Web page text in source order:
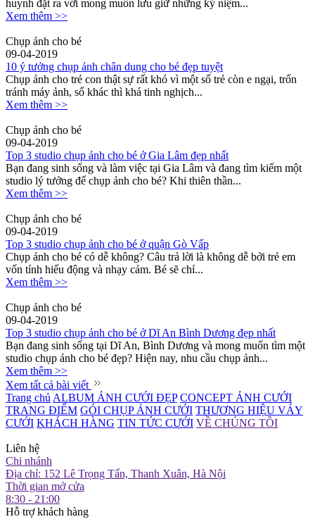
huynh đặt ra với mong muốn lưu giữ những kỷ niệm...
Xem thêm >>
Chụp ảnh cho bé
09-04-2019
10 ý tưởng chụp ảnh chân dung cho bé đẹp tuyệt
Chụp ảnh cho trẻ con thật sự rất khó vì một số trẻ còn e ngại, trốn
tránh máy ảnh, số khác thì khá tinh nghịch...
Xem thêm >>
Chụp ảnh cho bé
09-04-2019
Top 3 studio chụp ảnh cho bé ở Gia Lâm đẹp nhất
Bạn đang sinh sống và làm việc tại Gia Lâm và đang tìm kiếm một
studio lý tưởng để chụp ảnh cho bé? Khi thiên thần...
Xem thêm >>
Chụp ảnh cho bé
09-04-2019
Top 3 studio chụp ảnh cho bé ở quận Gò Vấp
Chụp ảnh cho bé có dễ không? Câu trả lời là không dễ bởi trẻ em
vốn tính hiếu động và nhạy cảm. Bé sẽ chỉ...
Xem thêm >>
Chụp ảnh cho bé
09-04-2019
Top 3 studio chụp ảnh cho bé ở Dĩ An Bình Dương đẹp nhất
Bạn đang sinh sống tại Dĩ An, Bình Dương và mong muốn tìm một
studio chụp ảnh cho bé đẹp? Hiện nay, nhu cầu chụp ảnh...
Xem thêm >>
Xem tất cả bài viết
Trang chủ ALBUM ẢNH CƯỚI ĐẸP CONCEPT ẢNH CƯỚI
TRANG ĐIỂM GÓI CHỤP ẢNH CƯỚI THƯƠNG HIỆU VÁY
CƯỚI KHÁCH HÀNG TIN TỨC CƯỚI VỀ CHÚNG TÔI
Liên hệ
Chi nhánh
Địa chỉ: 152 Lê Trọng Tấn, Thanh Xuân, Hà Nội
Thời gian mở cửa
8:30 - 21:00
Hỗ trợ khách hàng